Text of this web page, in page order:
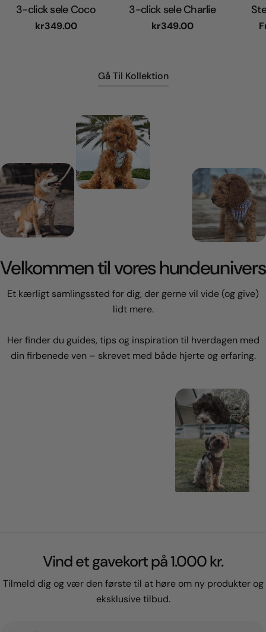
3-click sele Coco
Normal
kr349.00
3-click sele Charlie
Normal
kr349.00
Gå Til Kollektion
Velkommen til vores hundeunivers
Et kærligt samlingssted for dig, der gerne vil vide (og give)
lidt mere.
Her finder du guides, tips og inspiration til hverdagen med
din firbenede ven – skrevet med både hjerte og erfaring.
Vind et gavekort på 1.000 kr.
Tilmeld dig og vær den første til at høre om ny produkter og
eksklusive tilbud.